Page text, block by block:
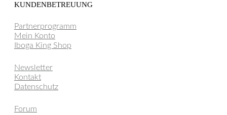
KUNDENBETREUUNG
Partnerprogramm
Mein Konto
Iboga King Shop
Newsletter
Kontakt
Datenschutz
Forum